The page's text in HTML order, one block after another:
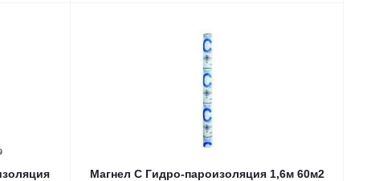
Магнел С Гидро-пароизоляция 1,6м 60м2